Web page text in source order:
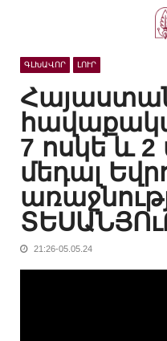
ԳԼԽԱՎՈՐ ԼՈՒՐ
7 ոսկե և
մեդալ
21:26-05.05.24